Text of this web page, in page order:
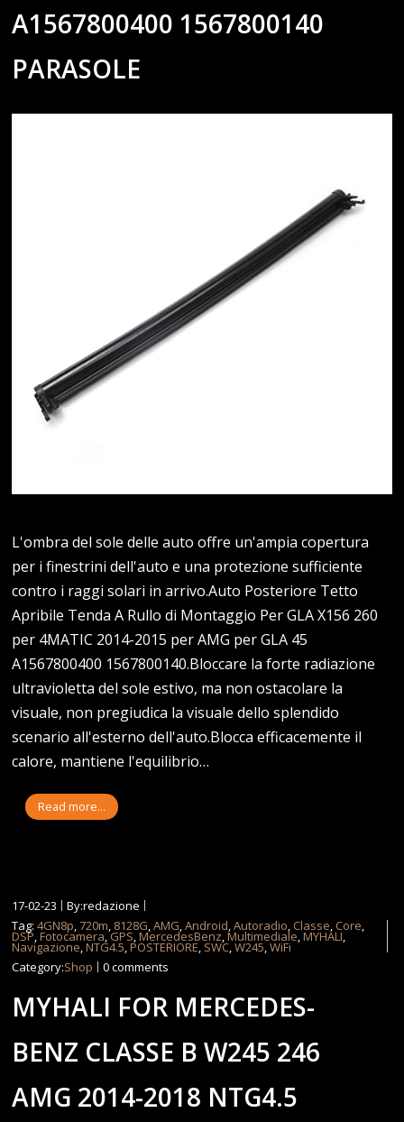
A1567800400 1567800140
PARASOLE
L'ombra del sole delle auto offre un'ampia copertura
per i finestrini dell'auto e una protezione sufficiente
contro i raggi solari in arrivo.Auto Posteriore Tetto
Apribile Tenda A Rullo di Montaggio Per GLA X156 260
per 4MATIC 2014-2015 per AMG per GLA 45
A1567800400 1567800140.Bloccare la forte radiazione
ultravioletta del sole estivo, ma non ostacolare la
visuale, non pregiudica la visuale dello splendido
scenario all'esterno dell'auto.Blocca efficacemente il
calore, mantiene l'equilibrio…
Read more...
17-02-23
By:redazione
Tag:4GN8p,720m, 8128G,AMG,Android,Autoradio, Classe, Core,
DSP,Fotocamera,GPS,MercedesBenz,Multimediale,MYHALI,
Navigazione,NTG4.5,POSTERIORE, SWC,W245,WiFi
Category:Shop 0 comments
MYHALI FOR MERCEDES-
BENZ CLASSE B W245 246
AMG 2014-2018 NTG4.5